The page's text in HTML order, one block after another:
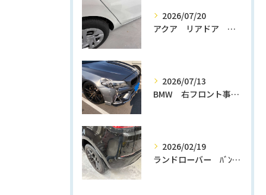
2026/07/20
アクア リアドア クォーターパネル修理
2026/07/13
BMW 右フロント事故修理
2026/02/19
ランドローバー ﾊﾞﾝﾊﾟｰ修理